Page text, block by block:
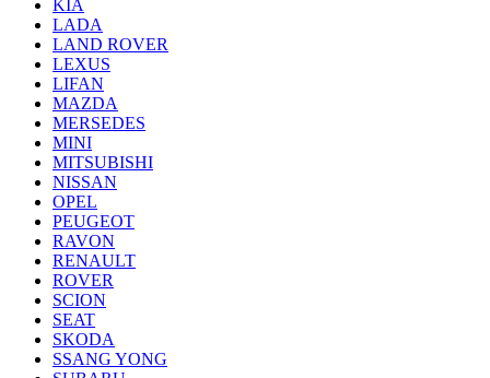
KIA
LADA
LAND ROVER
LEXUS
LIFAN
MAZDA
MERSEDES
MINI
MITSUBISHI
NISSAN
OPEL
PEUGEOT
RAVON
RENAULT
ROVER
SCION
SEAT
SKODA
SSANG YONG